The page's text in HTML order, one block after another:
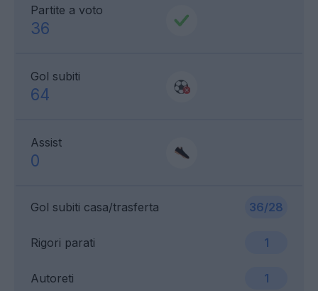
Partite a voto
36
Gol subiti
64
Assist
0
Gol subiti casa/trasferta 36/28
Rigori parati 1
Autoreti 1